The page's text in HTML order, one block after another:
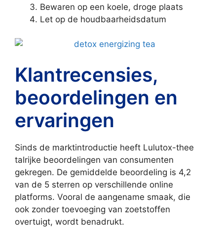
Bewaren op een koele, droge plaats
Let op de houdbaarheidsdatum
Klantrecensies,
beoordelingen en
ervaringen
Sinds de marktintroductie heeft Lulutox-thee
talrijke beoordelingen van consumenten
gekregen. De gemiddelde beoordeling is 4,2
van de 5 sterren op verschillende online
platforms. Vooral de aangename smaak, die
ook zonder toevoeging van zoetstoffen
overtuigt, wordt benadrukt.